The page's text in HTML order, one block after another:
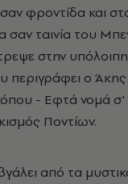
φροντίδα και
σαν ταινία του
στην υπόλοιπη
περιγράφει ο
- Εφτά νομά
Ποντίων.
από τα